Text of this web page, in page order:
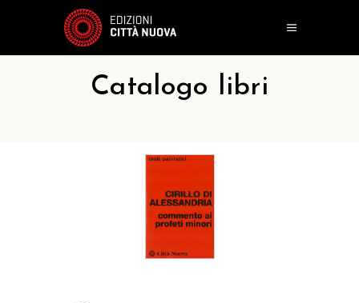
Catalogo libri